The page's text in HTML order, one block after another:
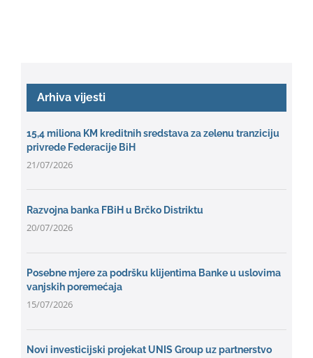
Arhiva vijesti
15,4 miliona KM kreditnih sredstava za zelenu tranziciju
privrede Federacije BiH
21/07/2026
Razvojna banka FBiH u Brčko Distriktu
20/07/2026
Posebne mjere za podršku klijentima Banke u uslovima
vanjskih poremećaja
15/07/2026
Novi investicijski projekat UNIS Group uz partnerstvo